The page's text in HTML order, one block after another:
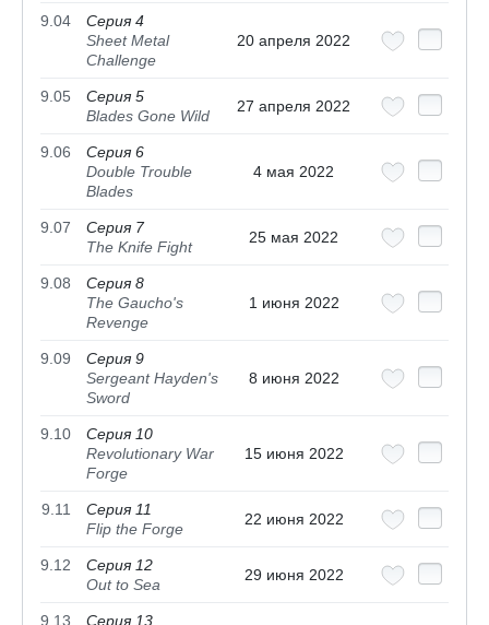
9.04
Серия 4
Sheet Metal
Challenge
20 апреля 2022
9.05
Серия 5
Blades Gone Wild
27 апреля 2022
9.06
Серия 6
Double Trouble
Blades
4 мая 2022
9.07
Серия 7
The Knife Fight
25 мая 2022
9.08
Серия 8
The Gaucho's
Revenge
1 июня 2022
9.09
Серия 9
Sergeant Hayden's
Sword
8 июня 2022
9.10
Серия 10
Revolutionary War
Forge
15 июня 2022
9.11
Серия 11
Flip the Forge
22 июня 2022
9.12
Серия 12
Out to Sea
29 июня 2022
9.13 Серия 13